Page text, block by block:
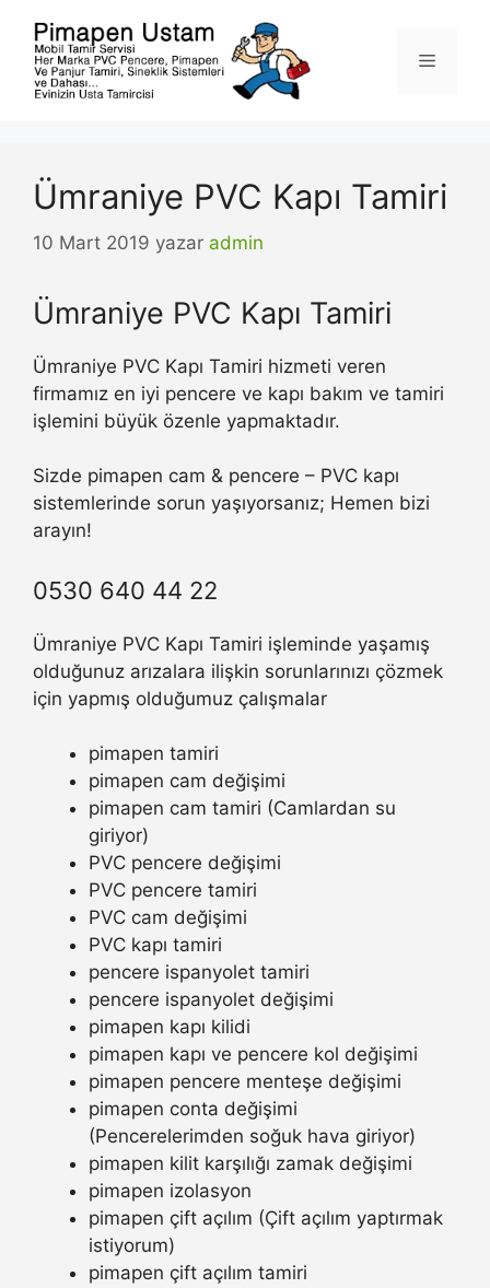
Menü
Ümraniye PVC Kapı Tamiri
10 Mart 2019 yazar admin
Ümraniye PVC Kapı Tamiri
Ümraniye PVC Kapı Tamiri hizmeti veren
firmamız en iyi pencere ve kapı bakım ve tamiri
işlemini büyük özenle yapmaktadır.
Sizde pimapen cam & pencere – PVC kapı
sistemlerinde sorun yaşıyorsanız; Hemen bizi
arayın!
0530 640 44 22
Ümraniye PVC Kapı Tamiri işleminde yaşamış
olduğunuz arızalara ilişkin sorunlarınızı çözmek
için yapmış olduğumuz çalışmalar
pimapen tamiri
pimapen cam değişimi
pimapen cam tamiri (Camlardan su
giriyor)
PVC pencere değişimi
PVC pencere tamiri
PVC cam değişimi
PVC kapı tamiri
pencere ispanyolet tamiri
pencere ispanyolet değişimi
pimapen kapı kilidi
pimapen kapı ve pencere kol değişimi
pimapen pencere menteşe değişimi
pimapen conta değişimi
(Pencerelerimden soğuk hava giriyor)
pimapen kilit karşılığı zamak değişimi
pimapen izolasyon
pimapen çift açılım (Çift açılım yaptırmak
istiyorum)
pimapen çift açılım tamiri